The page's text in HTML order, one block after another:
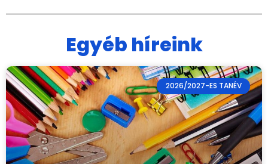
Egyéb híreink
2026/2027-ES TANÉV